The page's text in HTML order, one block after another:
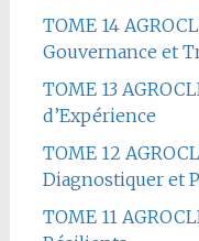
TOME 14
Gouvernance et
TOME 13
d’Expérience
TOME 12
Diagnostiquer et
TOME 11